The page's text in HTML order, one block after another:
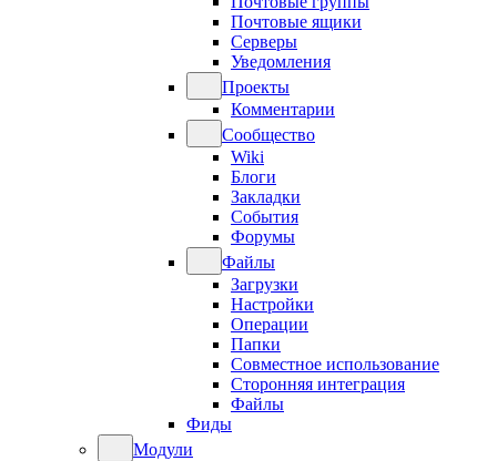
Почтовые ящики
Серверы
Уведомления
Проекты
Комментарии
Сообщество
Wiki
Блоги
Закладки
События
Форумы
Файлы
Загрузки
Настройки
Операции
Папки
Совместное использование
Сторонняя интеграция
Файлы
Фиды
Модули